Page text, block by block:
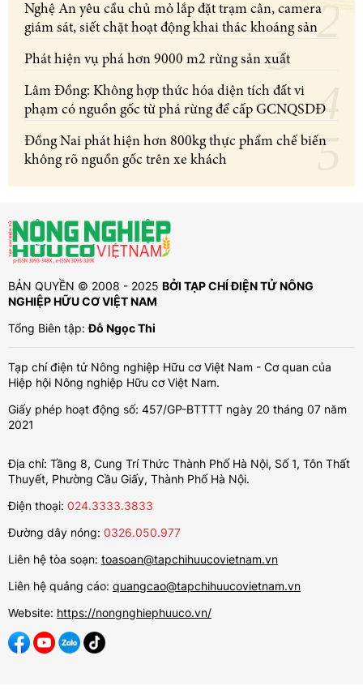
Nghệ An yêu cầu chủ mỏ lắp đặt trạm cân, camera
giám sát, siết chặt hoạt động khai thác khoáng sản
Phát hiện vụ phá hơn 9000 m2 rừng sản xuất
Lâm Đồng: Không hợp thức hóa diện tích đất vi
phạm có nguồn gốc từ phá rừng để cấp GCNQSDĐ
Đồng Nai phát hiện hơn 800kg thực phẩm chế biến
không rõ nguồn gốc trên xe khách
BẢN QUYỀN © 2008 - 2025 BỞI TẠP CHÍ ĐIỆN TỬ NÔNG
NGHIỆP HỮU CƠ VIỆT NAM
Tổng Biên tập:Đỗ Ngọc Thi
Tạp chí điện tử Nông nghiệp Hữu cơ Việt Nam - Cơ quan của
Hiệp hội Nông nghiệp Hữu cơ Việt Nam.
Giấy phép hoạt động số: 457/GP-BTTTT ngày 20 tháng 07 năm
2021
Địa chỉ: Tầng 8, Cung Trí Thức Thành Phố Hà Nội, Số 1, Tôn Thất
Thuyết, Phường Cầu Giấy, Thành Phố Hà Nội.
Điện thoại: 024.3333.3833
Đường dây nóng: 0326.050.977
Liên hệ tòa soạn: toasoan@tapchihuucovietnam.vn
Liên hệ quảng cáo: quangcao@tapchihuucovietnam.vn
Website: https://nongnghiephuuco.vn/